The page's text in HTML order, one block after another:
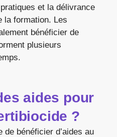
et la délivrance
la formation. Les
bénéficier de
plusieurs
aides pour
?
bénéficier d’aides au